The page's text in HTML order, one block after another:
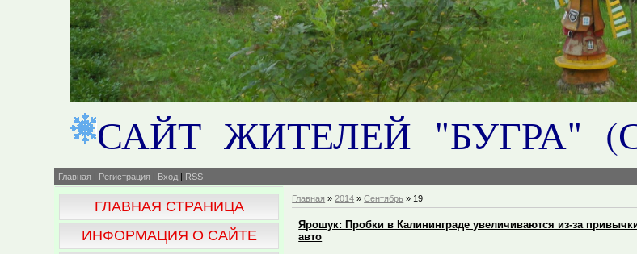
САЙТ ЖИТЕЛЕЙ "БУГРА"
Главная | Регистрация | Вход | RSS
ГЛАВНАЯ СТРАНИЦА
ИНФОРМАЦИЯ О САЙТЕ
Главная »2014 » Сентябрь » 19
Ярошук: Пробки в Калининграде увеличиваются из-за
авто